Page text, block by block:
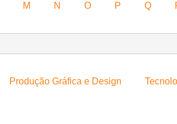
M N O P Q
Produção Gráfica e Design